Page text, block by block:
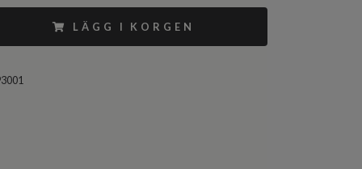
LÄGG I KORGEN